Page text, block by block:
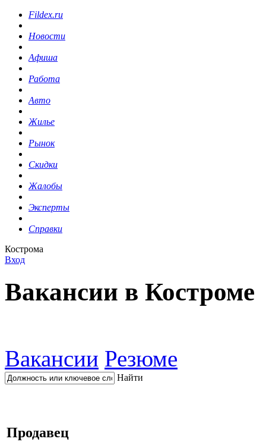
Fildex.ru
Новости
Афиша
Работа
Авто
Жилье
Рынок
Скидки
Жалобы
Эксперты
Справки
Кострома
Вход
Вакансии в Костроме
Вакансии Резюме
Найти
Продавец